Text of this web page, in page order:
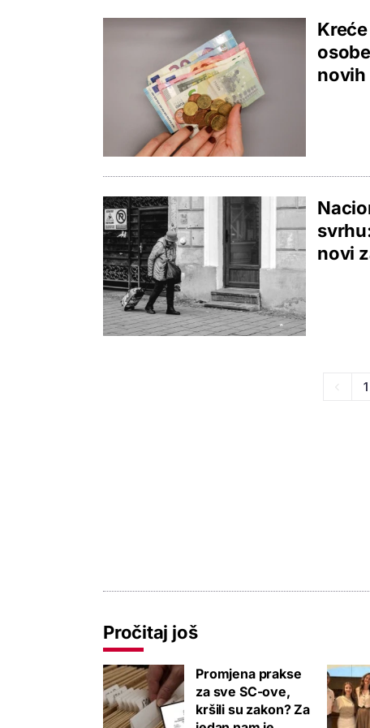
novih
novi
1
Pročitaj još
Promjena prakse
za sve SC-ove,
kršili su zakon? Za